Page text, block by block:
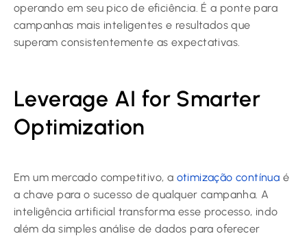
operando em seu pico de eficiência. É a ponte para
campanhas mais inteligentes e resultados que
superam consistentemente as expectativas.
Leverage AI for Smarter
Optimization
Em um mercado competitivo, a otimização contínua é
a chave para o sucesso de qualquer campanha. A
inteligência artificial transforma esse processo, indo
além da simples análise de dados para oferecer